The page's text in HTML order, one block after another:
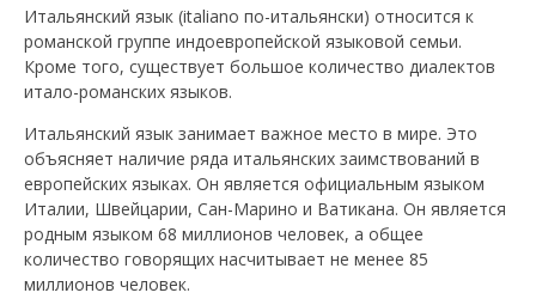
Итальянский язык (italiano по-итальянски) относится к
романской группе индоевропейской языковой семьи.
Кроме того, существует большое количество диалектов
итало-романских языков.
Итальянский язык занимает важное место в мире. Это
объясняет наличие ряда итальянских заимствований в
европейских языках. Он является официальным языком
Италии, Швейцарии, Сан-Марино и Ватикана. Он является
родным языком 68 миллионов человек, а общее
количество говорящих насчитывает не менее 85
миллионов человек.